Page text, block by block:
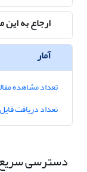
ارجاع به این
آمار
تعداد مشاهده
تعداد دریافت
دسترسی